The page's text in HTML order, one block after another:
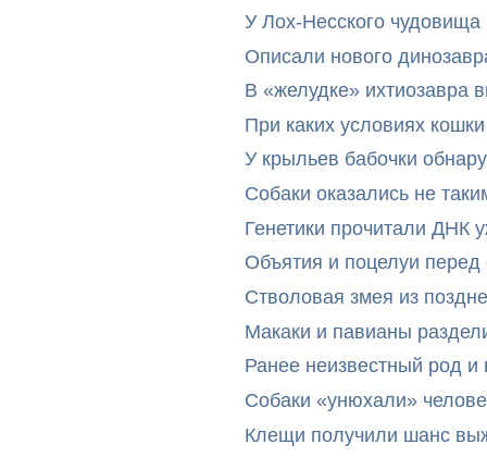
У Лох-Несского
Описали нового
В «желудке» ихтиозавра
При каких условиях
У крыльев бабочки
Собаки оказались не
Генетики прочитали ДНК
Объятия и поцелуи
Стволовая змея из
Макаки и павианы
Ранее неизвестный род и
Собаки «унюхали»
Клещи получили шанс